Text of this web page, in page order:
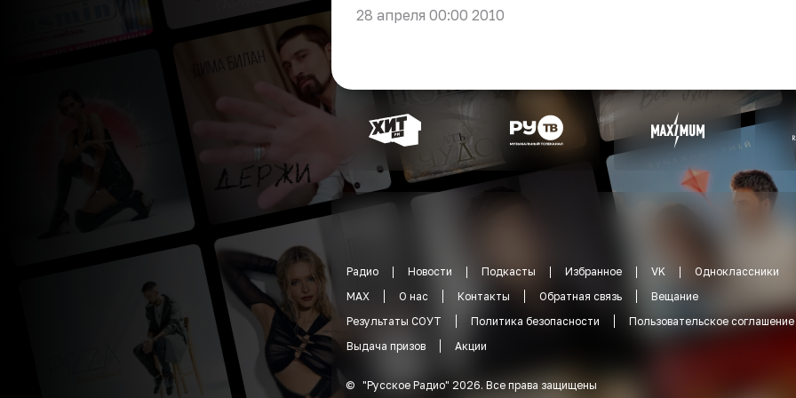
28 апреля 00:00 2010
Радио Новости Подкасты Избранное VK
Одноклассники
MAX
О нас Контакты Обратная связь
Вещание
Результаты СОУТ
Политика безопасности
Пользовательское соглашение
Выдача призов
Акции
© "Русское Радио" 2026. Все права защищены